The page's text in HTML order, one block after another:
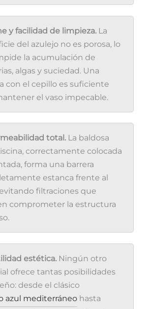
yfacilidad de limpieza. La
del azulejo no es porosa, lo
la acumulación de
, algas y suciedad. Una
con el cepillo es suficiente
el vaso impecable.
total. La baldosa
correctamente colocada
forma una barrera
estanca frente al
filtraciones que
comprometer la estructura
estética. Ningún otro
ofrece tantas posibilidades
desde el clásico
azul mediterráneo hasta